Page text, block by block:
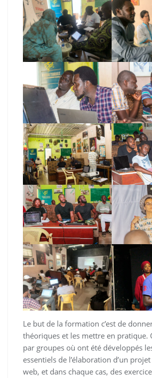
Le but de la formation c’est de
théoriques et les mettre en pratique.
par groupes où ont été développés
essentiels de l’élaboration d’un
web, et dans chaque cas, des